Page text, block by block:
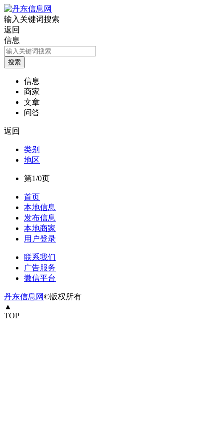
输入关键词搜索
返回
信息
信息
商家
文章
问答
返回
类别
地区
第1/0页
首页
本地信息
发布信息
本地商家
用户登录
联系我们
广告服务
微信平台
丹东信息网©版权所有
▲
TOP